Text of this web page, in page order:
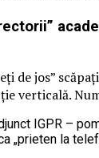
de jos”
verticală.
IGPR –
„prieten la